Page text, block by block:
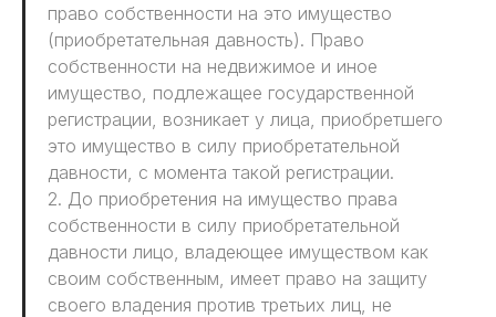
право собственности на это имущество
(приобретательная давность). Право
собственности на недвижимое и иное
имущество, подлежащее государственной
регистрации, возникает у лица, приобретшего
это имущество в силу приобретательной
давности, с момента такой регистрации.
2. До приобретения на имущество права
собственности в силу приобретательной
давности лицо, владеющее имуществом как
своим собственным, имеет право на защиту
своего владения против третьих лиц, не